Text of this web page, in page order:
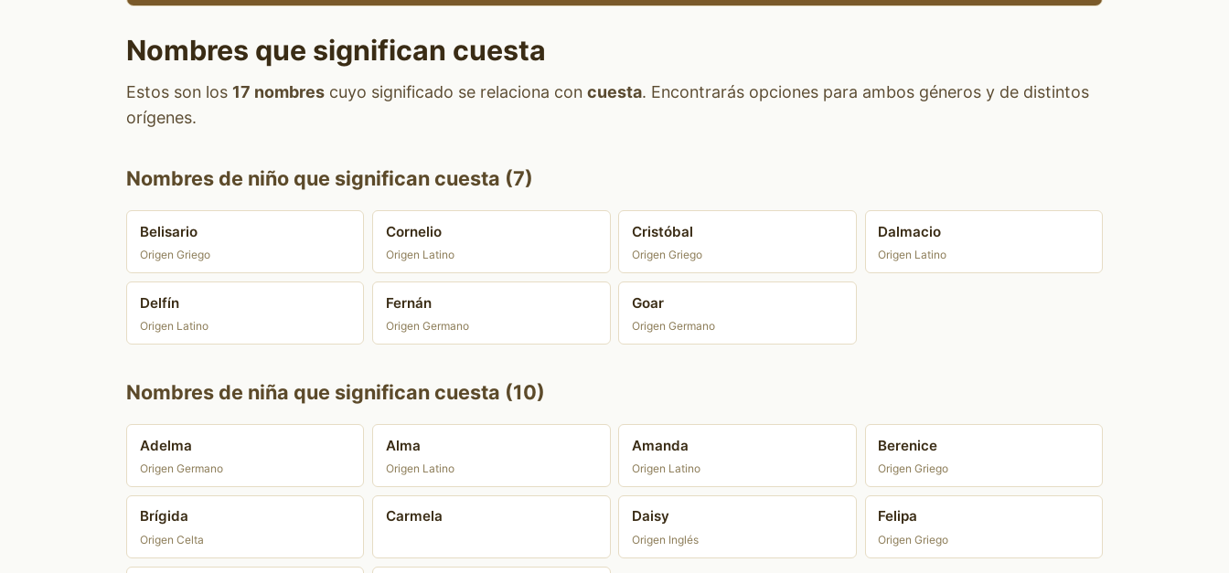
Nombres que significan cuesta
Estos son los 17 nombres cuyo significado se relaciona con cuesta. Encontrarás opciones para ambos géneros y de distintos
orígenes.
Nombres de niño que significan cuesta (7)
Belisario
Origen Griego
Cornelio
Origen Latino
Cristóbal
Origen Griego
Dalmacio
Origen Latino
Delfín
Origen Latino
Fernán
Origen Germano
Goar
Origen Germano
Nombres de niña que significan cuesta (10)
Adelma
Origen Germano
Alma
Origen Latino
Amanda
Origen Latino
Berenice
Origen Griego
Brígida
Origen Celta
Carmela Daisy
Origen Inglés
Felipa
Origen Griego